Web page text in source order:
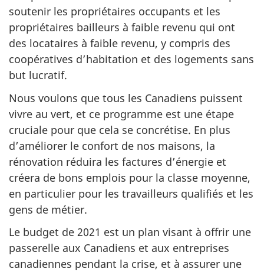
soutenir les propriétaires occupants et les
propriétaires bailleurs à faible revenu qui ont
des locataires à faible revenu, y compris des
coopératives d’habitation et des logements sans
but lucratif.
Nous voulons que tous les Canadiens puissent
vivre au vert, et ce programme est une étape
cruciale pour que cela se concrétise. En plus
d’améliorer le confort de nos maisons, la
rénovation réduira les factures d’énergie et
créera de bons emplois pour la classe moyenne,
en particulier pour les travailleurs qualifiés et les
gens de métier.
Le budget de 2021 est un plan visant à offrir une
passerelle aux Canadiens et aux entreprises
canadiennes pendant la crise, et à assurer une